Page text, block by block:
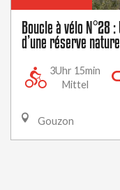
Boucle à vélo N°28
d’une réserve
3Uhr 15min
Mittel
Gouzon